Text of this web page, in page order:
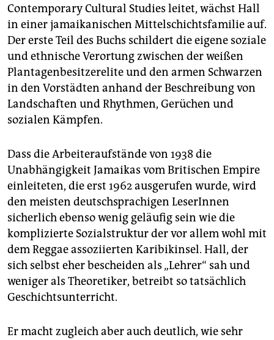
Contemporary Cultural Studies leitet, wächst Hall
in einer jamaikanischen Mittelschichtsfamilie auf.
Der erste Teil des Buchs schildert die eigene soziale
und ethnische Verortung zwischen der weißen
Plantagenbesitzerelite und den armen Schwarzen
in den Vorstädten anhand der Beschreibung von
Landschaften und Rhythmen, Gerüchen und
sozialen Kämpfen.
Dass die Arbeiteraufstände von 1938 die
Unabhängigkeit Jamaikas vom Britischen Empire
einleiteten, die erst 1962 ausgerufen wurde, wird
den meisten deutschsprachigen LeserInnen
sicherlich ebenso wenig geläufig sein wie die
komplizierte Sozialstruktur der vor allem wohl mit
dem Reggae assoziierten Karibikinsel. Hall, der
sich selbst eher bescheiden als „Lehrer“ sah und
weniger als Theoretiker, betreibt so tatsächlich
Geschichtsunterricht.
Er macht zugleich aber auch deutlich, wie sehr